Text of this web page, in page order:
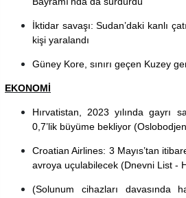
İktidar savaşı: Sudan’daki kanlı
kişi yaralandı
Güney Kore, sınırı geçen Kuzey
EKONOMİ
Hırvatistan, 2023 yılında gayrı
0,7’lik büyüme bekliyor
Croatian Airlines: 3 Mayıs’tan
avroya uçulabilecek (Dnevni List -
(Solunum cihazları davasında